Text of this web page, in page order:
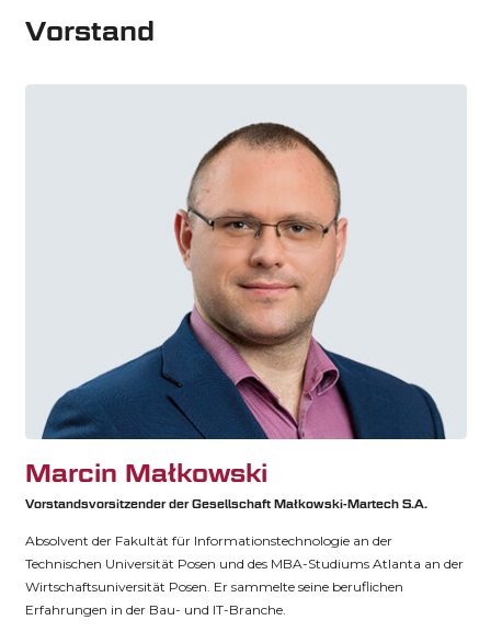
Vorstand
Marcin Małkowski
Vorstandsvorsitzender der Gesellschaft Małkowski-Martech S.A.
Absolvent der Fakultät für Informationstechnologie an der
Technischen Universität Posen und des MBA-Studiums Atlanta an der
Wirtschaftsuniversität Posen. Er sammelte seine beruflichen
Erfahrungen in der Bau- und IT-Branche.